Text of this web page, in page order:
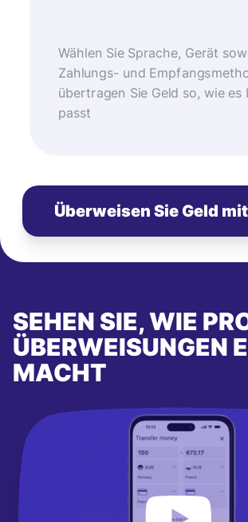
Wählen Sie Sprache, Gerät
Zahlungs- und
übertragen Sie Geld so, wie es
passt
Überweisen Sie Geld
SEHEN SIE, WIE
ÜBERWEISUNGEN
MACHT